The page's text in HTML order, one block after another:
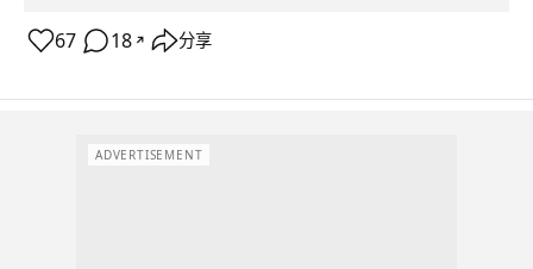
67 18 ↗ 分享
ADVERTISEMENT